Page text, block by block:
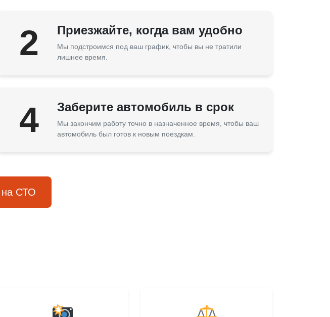
2 Приезжайте, когда вам удобно
Мы подстроимся под ваш график, чтобы вы не тратили
лишнее время.
4 Заберите автомобиль в срок
Мы закончим работу точно в назначенное время, чтобы ваш
автомобиль был готов к новым поездкам.
на СТО